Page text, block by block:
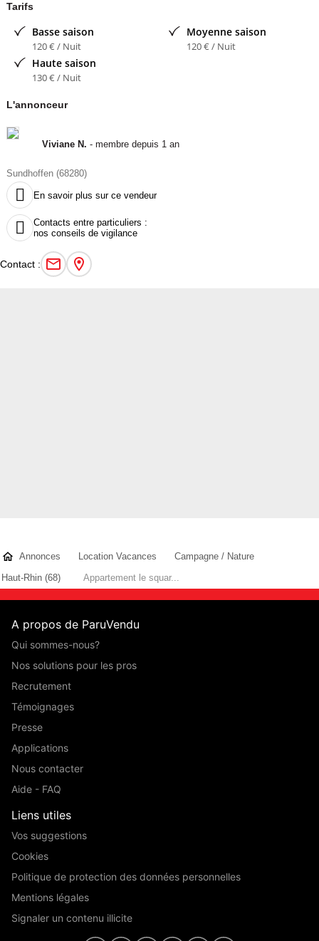
Tarifs
Basse saison
120 € / Nuit
Moyenne saison
120 € / Nuit
Haute saison
130 € / Nuit
L'annonceur
Viviane N. - membre depuis 1 an
Sundhoffen (68280)
 En savoir plus sur ce vendeur

Contacts entre particuliers :
nos conseils de vigilance
Contact :
Annonces Location Vacances
Campagne / Nature
Haut-Rhin (68)
Appartement le squar...
A propos de ParuVendu
Qui sommes-nous?
Nos solutions pour les pros
Recrutement
Témoignages
Presse
Applications
Nous contacter
Aide - FAQ
Liens utiles
Vos suggestions
Cookies
Politique de protection des données personnelles
Mentions légales
Signaler un contenu illicite